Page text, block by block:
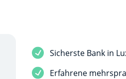
Sicherste Bank in
Erfahrene